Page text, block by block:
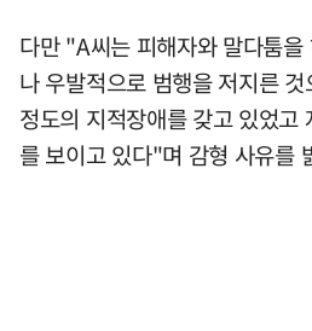
다만 "A씨는 피해자와 말다툼
나 우발적으로 범행을 저지른
정도의 지적장애를 갖고 있었고
를 보이고 있다"며 감형 사유를